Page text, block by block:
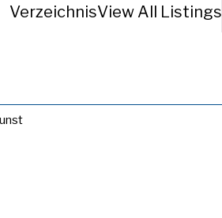
VerzeichnisView All Listings